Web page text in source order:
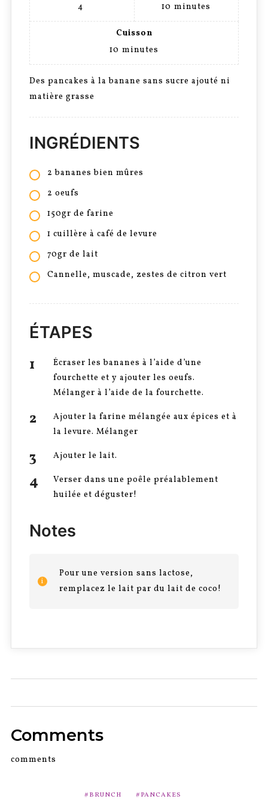
4 10 minutes
Cuisson
10 minutes
Des pancakes à la banane sans sucre ajouté ni
matière grasse
INGRÉDIENTS
2 bananes bien mûres
2 oeufs
150gr de farine
1 cuillère à café de levure
70gr de lait
Cannelle, muscade, zestes de citron vert
ÉTAPES
Écraser les bananes à l’aide d’une
fourchette et y ajouter les oeufs.
Mélanger à l’aide de la fourchette.
Ajouter la farine mélangée aux épices et à
la levure. Mélanger
Ajouter le lait.
Verser dans une poêle préalablement
huilée et déguster!
Notes
Pour une version sans lactose,
remplacez le lait par du lait de coco!
Comments
comments
BRUNCH PANCAKES